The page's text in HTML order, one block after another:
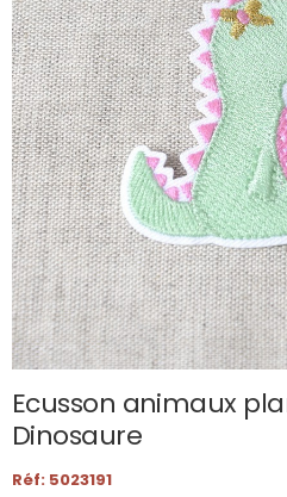
Ecusson animaux
Dinosaure
Réf: 5023191